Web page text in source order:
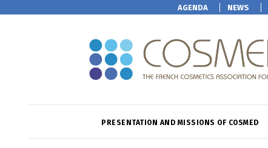
AGENDA NEWS
PRESENTATION AND MISSIONS OF COSMED